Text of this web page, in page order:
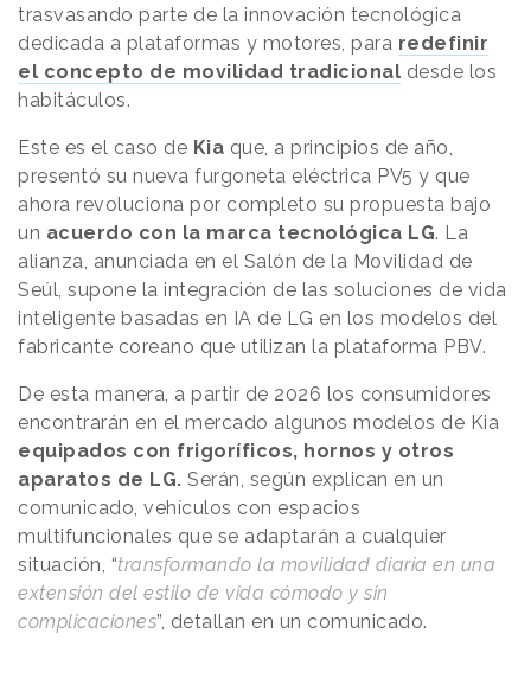
trasvasando parte de la innovación tecnológica
dedicada a plataformas y motores, para redefinir
el concepto de movilidad tradicional desde los
habitáculos.
Este es el caso de Kia que, a principios de año,
presentó su nueva furgoneta eléctrica PV5 y que
ahora revoluciona por completo su propuesta bajo
un acuerdo con la marca tecnológica LG. La
alianza, anunciada en el Salón de la Movilidad de
Seúl, supone la integración de las soluciones de vida
inteligente basadas en IA de LG en los modelos del
fabricante coreano que utilizan la plataforma PBV.
De esta manera, a partir de 2026 los consumidores
encontrarán en el mercado algunos modelos de Kia
equipados con frigoríficos, hornos y otros
aparatos de LG. Serán, según explican en un
comunicado, vehículos con espacios
multifuncionales que se adaptarán a cualquier
situación, “transformando la movilidad diaria en una
extensión del estilo de vida cómodo y sin
complicaciones”, detallan en un comunicado.